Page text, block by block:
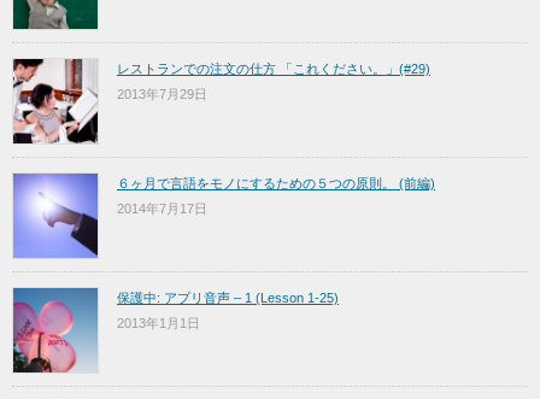
レストランでの注文の仕方 「これください。」(#29)
2013年7月29日
６ヶ月で言語をモノにするための５つの原則。 (前編)
2014年7月17日
保護中: アプリ音声 – 1 (Lesson 1-25)
2013年1月1日